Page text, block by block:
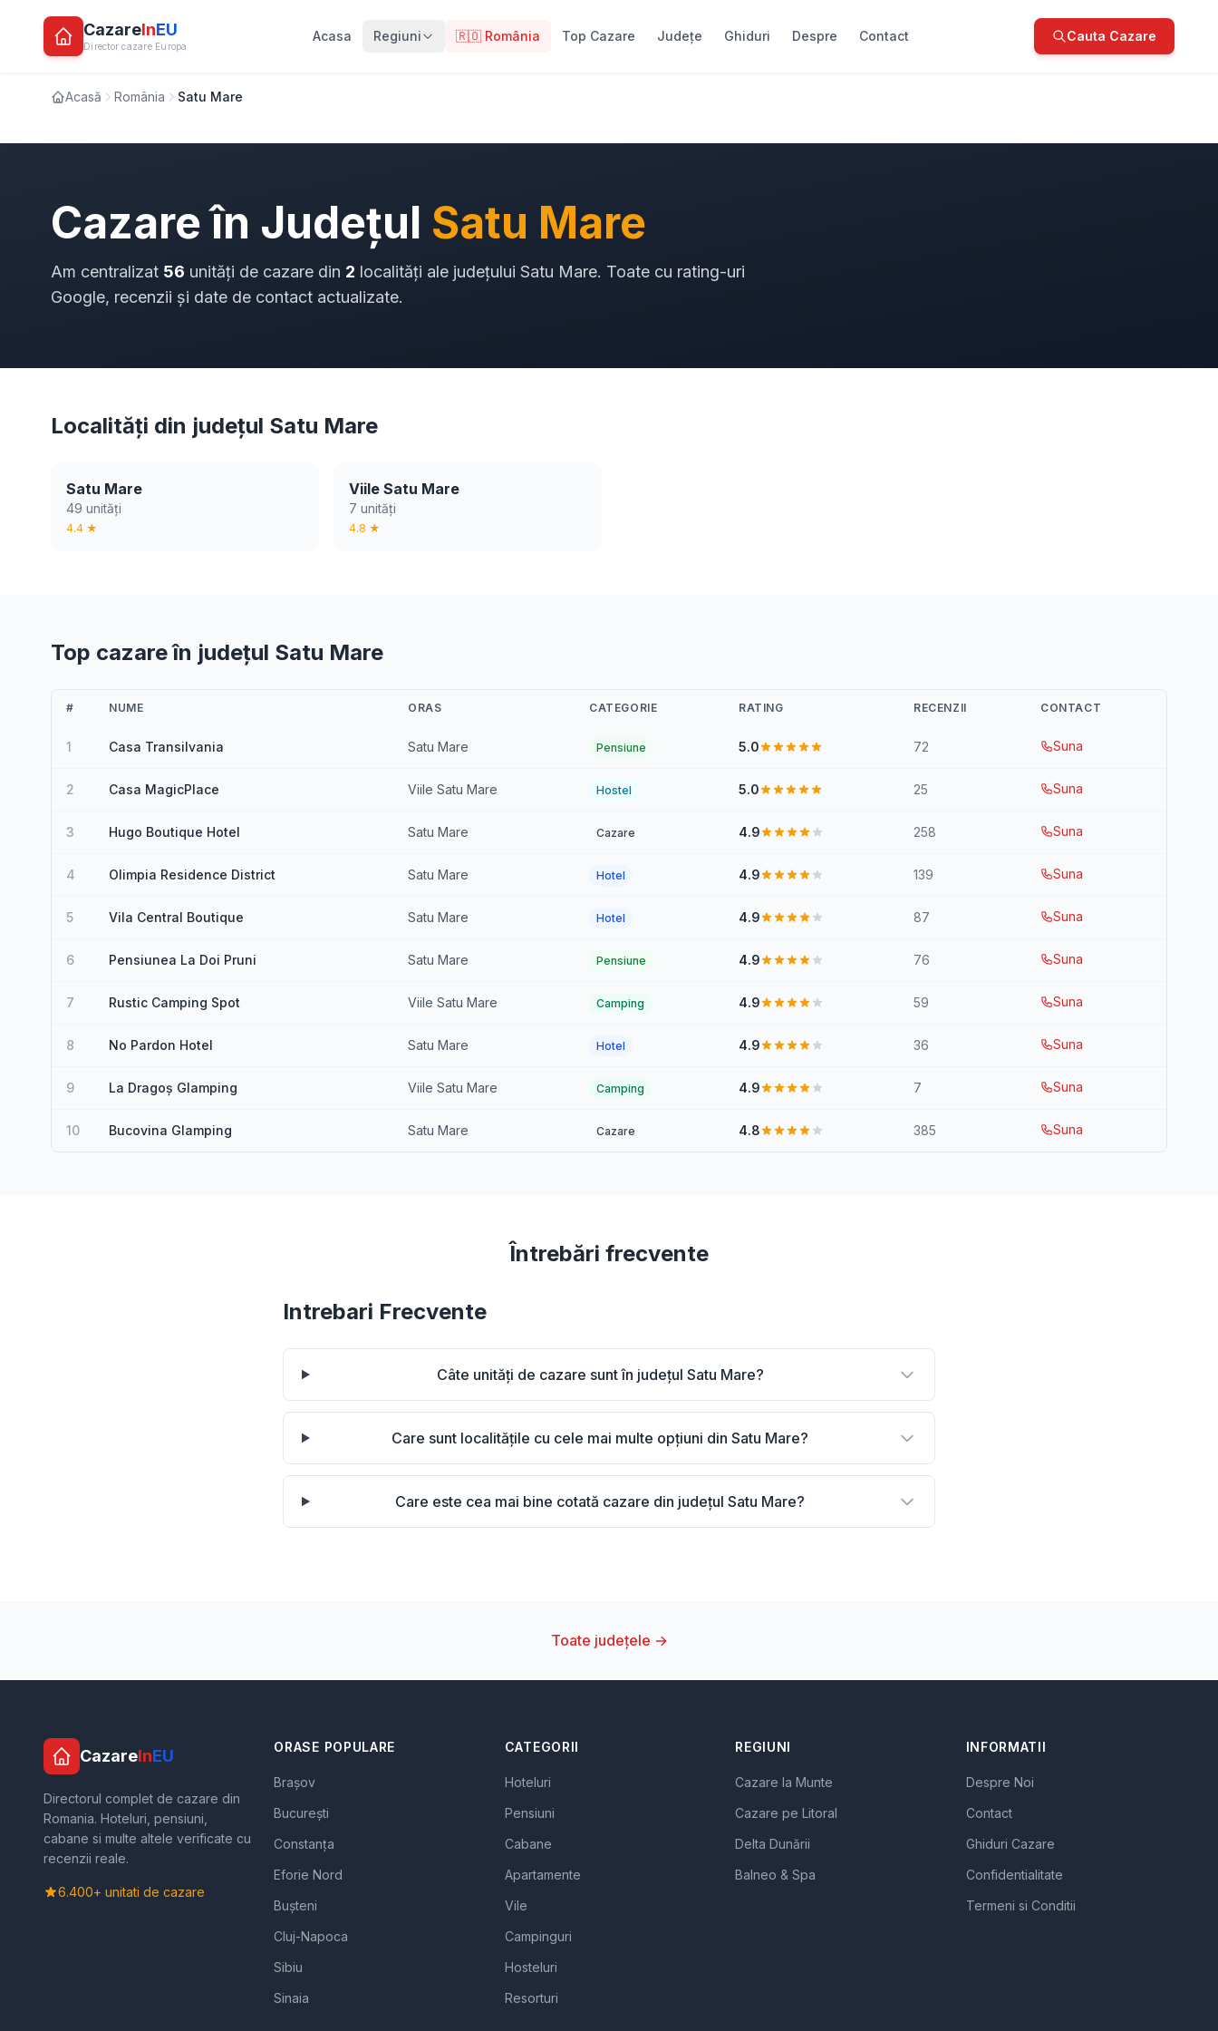
CazareInEU
Director cazare Europa
Acasa Regiuni 🇷🇴 România Top Cazare Județe Ghiduri Despre Contact Cauta Cazare
Acasă România Satu Mare
Cazare în Județul Satu Mare
Am centralizat 56 unități de cazare din 2 localități ale județului Satu Mare. Toate cu rating-uri
Google, recenzii și date de contact actualizate.
Localități din județul Satu Mare
Satu Mare
49 unități
4.4 ★
Viile Satu Mare
7 unități
4.8 ★
Top cazare în județul Satu Mare
# NUME ORAS CATEGORIE RATING RECENZII CONTACT
1 Casa Transilvania Satu Mare Pensiune 5.0 72 Suna
2 Casa MagicPlace Viile Satu Mare Hostel 5.0 25 Suna
3 Hugo Boutique Hotel Satu Mare Cazare 4.9 258 Suna
4 Olimpia Residence District Satu Mare Hotel 4.9 139 Suna
5 Vila Central Boutique Satu Mare Hotel 4.9 87 Suna
6 Pensiunea La Doi Pruni Satu Mare Pensiune 4.9 76 Suna
7 Rustic Camping Spot Viile Satu Mare Camping 4.9 59 Suna
8 No Pardon Hotel Satu Mare Hotel 4.9 36 Suna
9 La Dragoș Glamping Viile Satu Mare Camping 4.9 7 Suna
10 Bucovina Glamping Satu Mare Cazare 4.8 385 Suna
Întrebări frecvente
Intrebari Frecvente
Câte unități de cazare sunt în județul Satu Mare?
Care sunt localitățile cu cele mai multe opțiuni din Satu Mare?
Care este cea mai bine cotată cazare din județul Satu Mare?
Toate județele →
CazareInEU
Directorul complet de cazare din
Romania. Hoteluri, pensiuni,
cabane si multe altele verificate cu
recenzii reale.
6.400+ unitati de cazare
ORASE POPULARE
Brașov
București
Constanța
Eforie Nord
Bușteni
Cluj-Napoca
Sibiu
Sinaia
CATEGORII
Hoteluri
Pensiuni
Cabane
Apartamente
Vile
Campinguri
Hosteluri
Resorturi
REGIUNI
Cazare la Munte
Cazare pe Litoral
Delta Dunării
Balneo & Spa
INFORMATII
Despre Noi
Contact
Ghiduri Cazare
Confidentialitate
Termeni si Conditii